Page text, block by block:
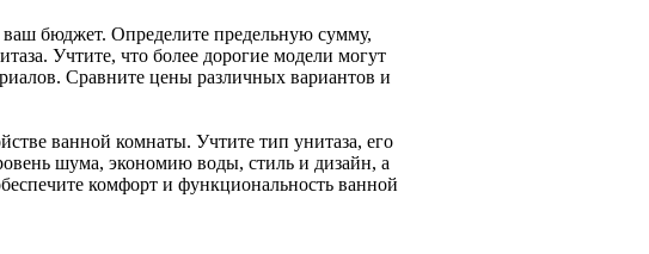
бюджет. Определите предельную сумму,
Учтите, что более дорогие модели могут
Сравните цены различных вариантов и
ванной комнаты. Учтите тип унитаза, его
шума, экономию воды, стиль и дизайн, а
комфорт и функциональность ванной